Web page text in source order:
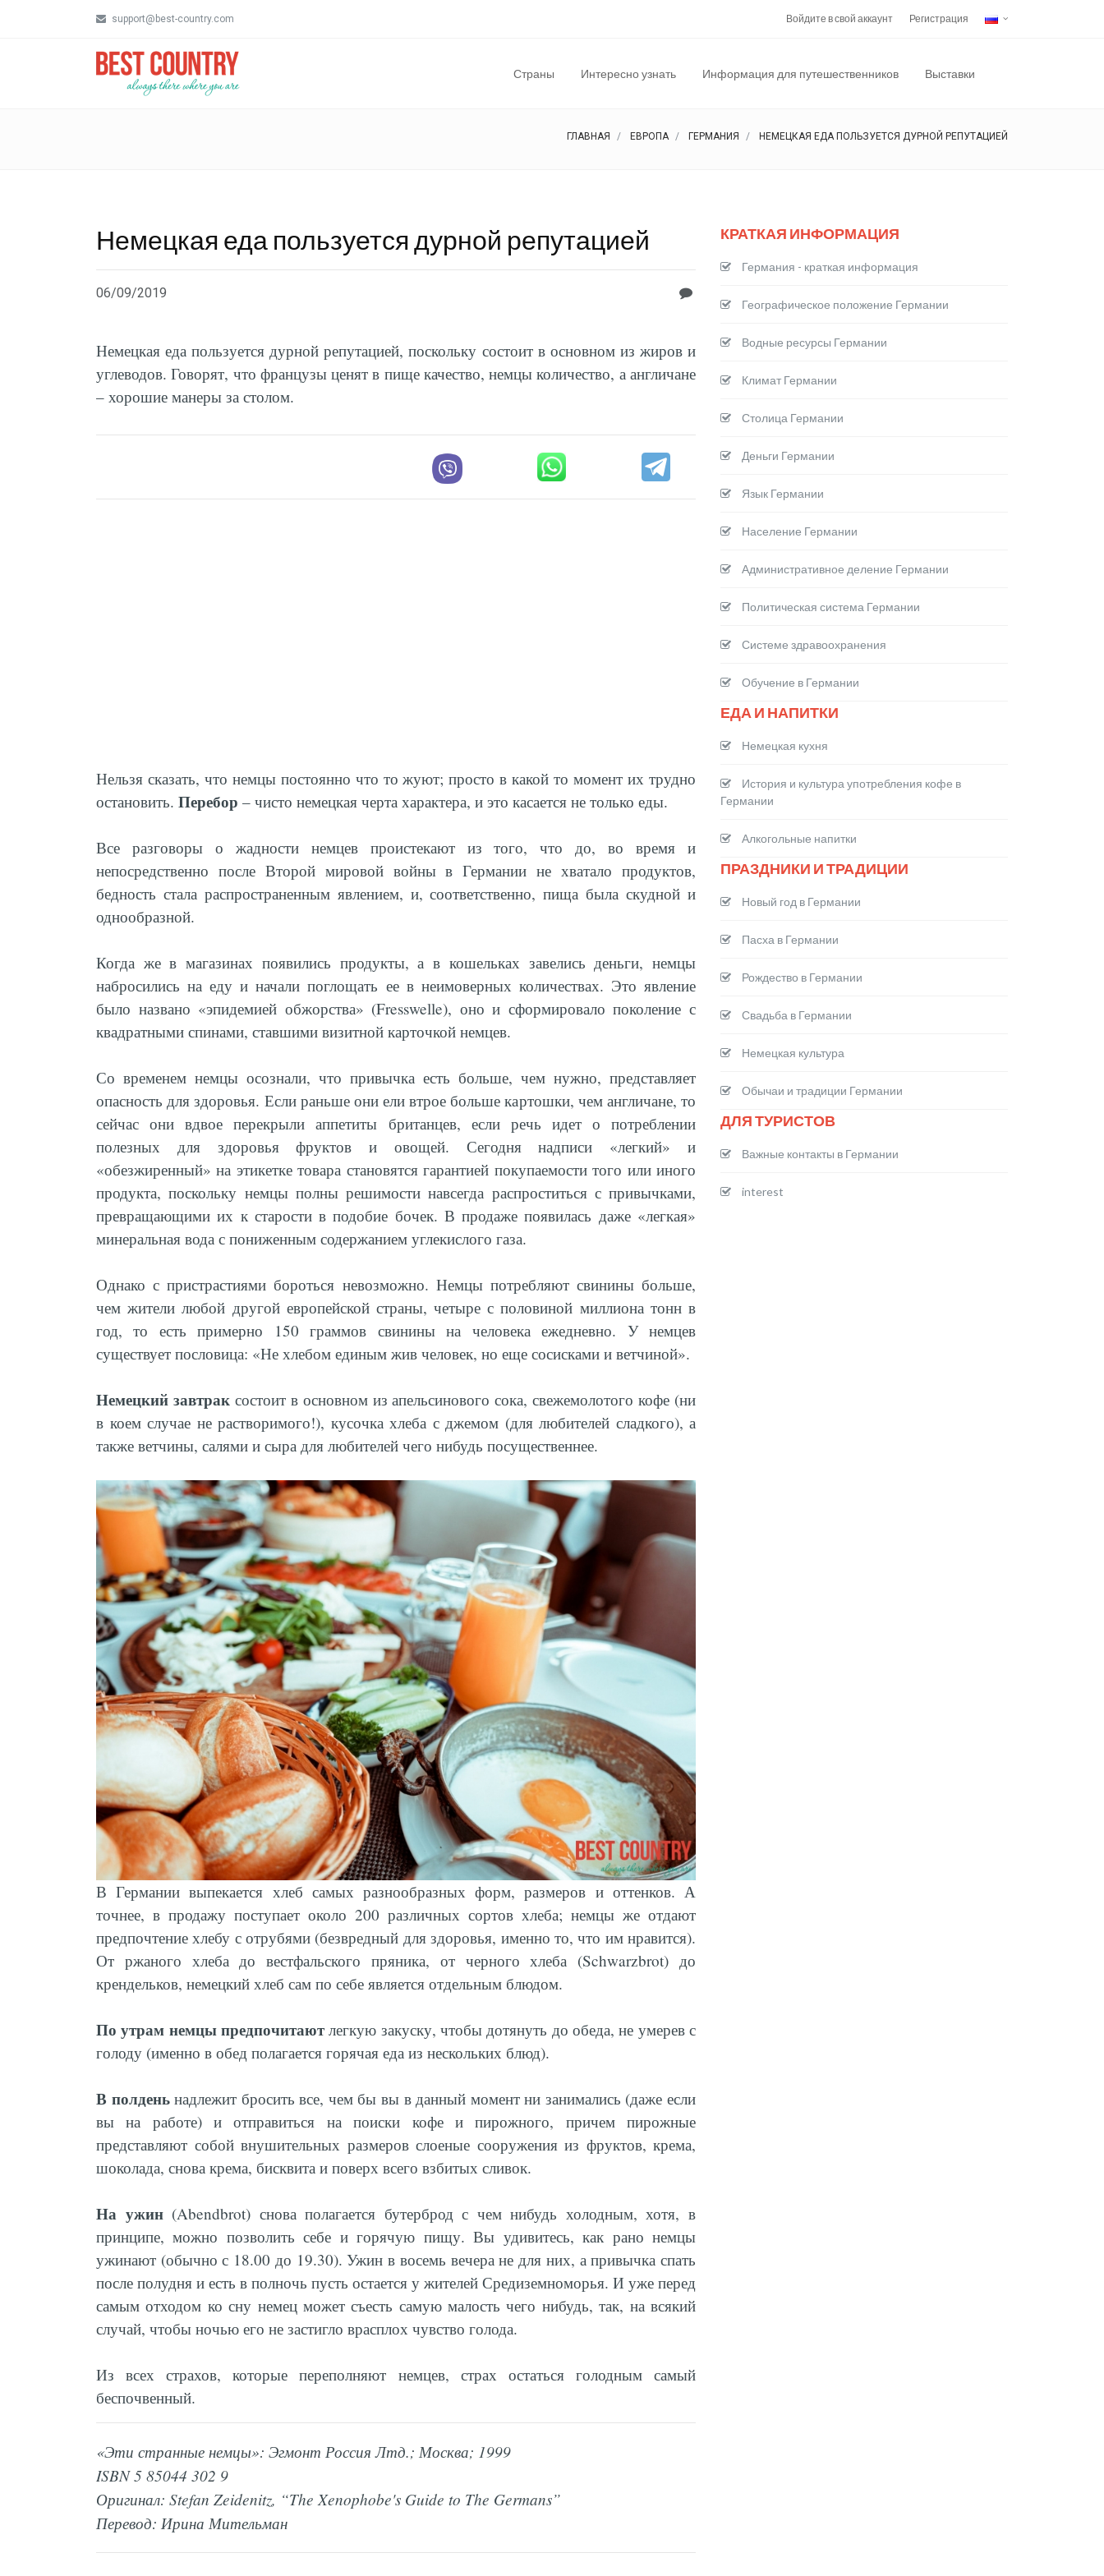
support@best-country.com Войдите в свой аккаунт Регистрация
Страны Интересно узнать Информация для путешественников Выставки
ГЛАВНАЯ ЕВРОПА ГЕРМАНИЯ НЕМЕЦКАЯ ЕДА ПОЛЬЗУЕТСЯ ДУРНОЙ РЕПУТАЦИЕЙ
Немецкая еда пользуется дурной репутацией
06/09/2019
Немецкая еда пользуется дурной репутацией, поскольку состоит в основном из жиров и
углеводов. Говорят, что французы ценят в пище качество, немцы количество, а англичане
– хорошие манеры за столом.
Нельзя сказать, что немцы постоянно что то жуют; просто в какой то момент их трудно
остановить. Перебор – чисто немецкая черта характера, и это касается не только еды.
Все разговоры о жадности немцев проистекают из того, что до, во время и
непосредственно после Второй мировой войны в Германии не хватало продуктов,
бедность стала распространенным явлением, и, соответственно, пища была скудной и
однообразной.
Когда же в магазинах появились продукты, а в кошельках завелись деньги, немцы
набросились на еду и начали поглощать ее в неимоверных количествах. Это явление
было названо «эпидемией обжорства» (Fresswelle), оно и сформировало поколение с
квадратными спинами, ставшими визитной карточкой немцев.
Со временем немцы осознали, что привычка есть больше, чем нужно, представляет
опасность для здоровья. Если раньше они ели втрое больше картошки, чем англичане, то
сейчас они вдвое перекрыли аппетиты британцев, если речь идет о потреблении
полезных для здоровья фруктов и овощей. Сегодня надписи «легкий» и
«обезжиренный» на этикетке товара становятся гарантией покупаемости того или иного
продукта, поскольку немцы полны решимости навсегда распроститься с привычками,
превращающими их к старости в подобие бочек. В продаже появилась даже «легкая»
минеральная вода с пониженным содержанием углекислого газа.
Однако с пристрастиями бороться невозможно. Немцы потребляют свинины больше,
чем жители любой другой европейской страны, четыре с половиной миллиона тонн в
год, то есть примерно 150 граммов свинины на человека ежедневно. У немцев
существует пословица: «Не хлебом единым жив человек, но еще сосисками и ветчиной».
Немецкий завтраксостоит в основном из апельсинового сока, свежемолотого кофе (ни
в коем случае не растворимого!), кусочка хлеба с джемом (для любителей сладкого), а
также ветчины, салями и сыра для любителей чего нибудь посущественнее.
В Германии выпекается хлеб самых разнообразных форм, размеров и оттенков. А
точнее, в продажу поступает около 200 различных сортов хлеба; немцы же отдают
предпочтение хлебу с отрубями (безвредный для здоровья, именно то, что им нравится).
От ржаного хлеба до вестфальского пряника, от черного хлеба (Schwarzbrot) до
крендельков, немецкий хлеб сам по себе является отдельным блюдом.
По утрам немцы предпочитают легкую закуску, чтобы дотянуть до обеда, не умерев с
голоду (именно в обед полагается горячая еда из нескольких блюд).
В полденьнадлежит бросить все, чем бы вы в данный момент ни занимались (даже если
вы на работе) и отправиться на поиски кофе и пирожного, причем пирожные
представляют собой внушительных размеров слоеные сооружения из фруктов, крема,
шоколада, снова крема, бисквита и поверх всего взбитых сливок.
На ужин(Abendbrot) снова полагается бутерброд с чем нибудь холодным, хотя, в
принципе, можно позволить себе и горячую пищу. Вы удивитесь, как рано немцы
ужинают (обычно с 18.00 до 19.30). Ужин в восемь вечера не для них, а привычка спать
после полудня и есть в полночь пусть остается у жителей Средиземноморья. И уже перед
самым отходом ко сну немец может съесть самую малость чего нибудь, так, на всякий
случай, чтобы ночью его не застигло врасплох чувство голода.
Из всех страхов, которые переполняют немцев, страх остаться голодным самый
беспочвенный.
«Эти странные немцы»: Эгмонт Россия Лтд.; Москва; 1999
ISBN 5 85044 302 9
Оригинал: Stefan Zeidenitz, “The Xenophobe's Guide to The Germans”
Перевод: Ирина Мительман
КРАТКАЯ ИНФОРМАЦИЯ
Германия - краткая информация
Географическое положение Германии
Водные ресурсы Германии
Климат Германии
Столица Германии
Деньги Германии
Язык Германии
Население Германии
Административное деление Германии
Политическая система Германии
Системе здравоохранения
Обучение в Германии
ЕДА И НАПИТКИ
Немецкая кухня
История и культура употребления кофе в
Германии
Алкогольные напитки
ПРАЗДНИКИ И ТРАДИЦИИ
Новый год в Германии
Пасха в Германии
Рождество в Германии
Свадьба в Германии
Немецкая культура
Обычаи и традиции Германии
ДЛЯ ТУРИСТОВ
Важные контакты в Германии
interest